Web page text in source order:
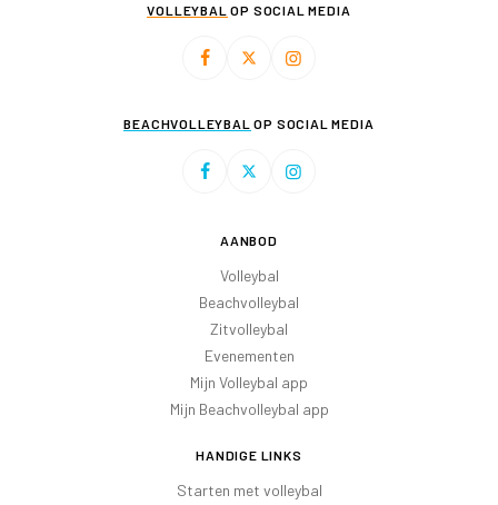
VOLLEYBAL OP SOCIAL MEDIA
BEACHVOLLEYBAL OP SOCIAL MEDIA
AANBOD
Volleybal
Beachvolleybal
Zitvolleybal
Evenementen
Mijn Volleybal app
Mijn Beachvolleybal app
HANDIGE LINKS
Starten met volleybal